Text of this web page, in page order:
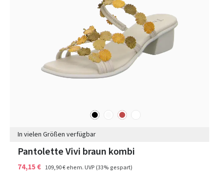
schwarzsonstige
rot
In vielen Größen verfügbar
Pantolette Vivi braun kombi
74,15 € 109,90 €ehem. UVP(33% gespart)